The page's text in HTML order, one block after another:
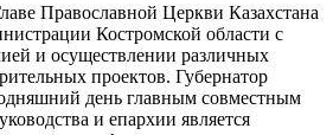
Православной Церкви Казахстана
Костромской области с
и осуществлении различных
проектов. Губернатор
день главным совместным
и епархии является